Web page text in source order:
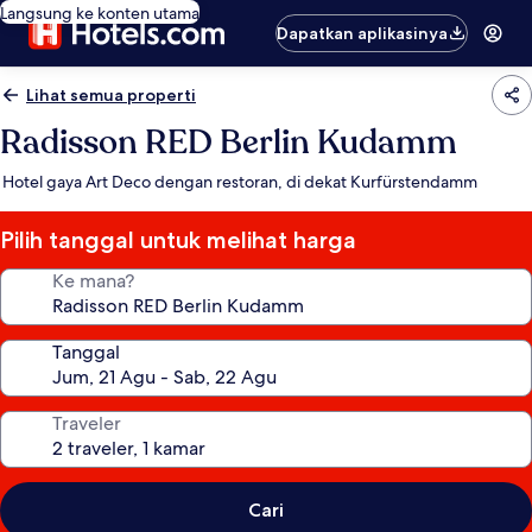
Langsung ke konten utama
Dapatkan aplikasinya
Lihat semua properti
Radisson RED Berlin Kudamm
Hotel gaya Art Deco dengan restoran, di dekat Kurfürstendamm
Pilih tanggal untuk melihat harga
Ke mana?
Tanggal
Traveler
Cari